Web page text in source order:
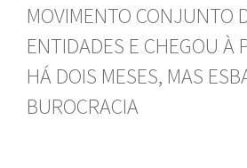
MOVIMENTO CONJUNTO
ENTIDADES E CHEGOU À
HÁ DOIS MESES, MAS
BUROCRACIA